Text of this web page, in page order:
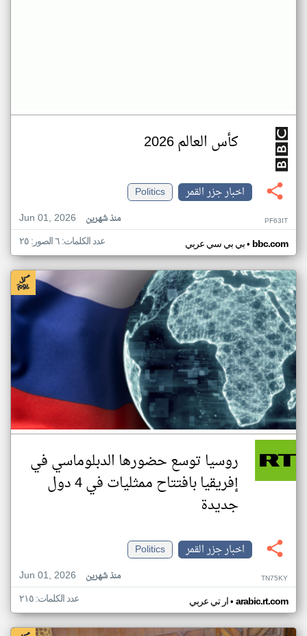
كأس العالم 2026
اخبار جزر القمر
Politics
Jun 01, 2026
منذ شهرين PF63IT
بي بي سي عربي• bbc.com عدد الكلمات: ٦ الصور: ٢٥
روسيا توسع حضورها الدبلوماسي في
إفريقيا بافتتاح ممثليات في 4 دول
جديدة
اخبار جزر القمر
Politics
Jun 01, 2026
منذ شهرين TN75KY
ار تي عربي• arabic.rt.com عدد الكلمات: ٢١٥